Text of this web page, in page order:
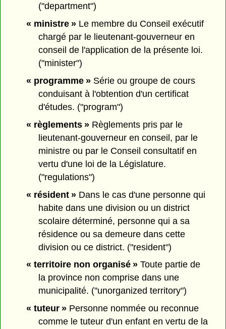
("department")
« ministre »Le membre du Conseil exécutif
chargé par le lieutenant-gouverneur en
conseil de l'application de la présente loi.
("minister")
« programme »Série ou groupe de cours
conduisant à l'obtention d'un certificat
d'études. ("program")
« règlements »Règlements pris par le
lieutenant-gouverneur en conseil, par le
ministre ou par le Conseil consultatif en
vertu d'une loi de la Législature.
("regulations")
« résident »Dans le cas d'une personne qui
habite dans une division ou un district
scolaire déterminé, personne qui a sa
résidence ou sa demeure dans cette
division ou ce district. ("resident")
« territoire non organisé »Toute partie de
la province non comprise dans une
municipalité. ("unorganized territory")
« tuteur »Personne nommée ou reconnue
comme le tuteur d'un enfant en vertu de la